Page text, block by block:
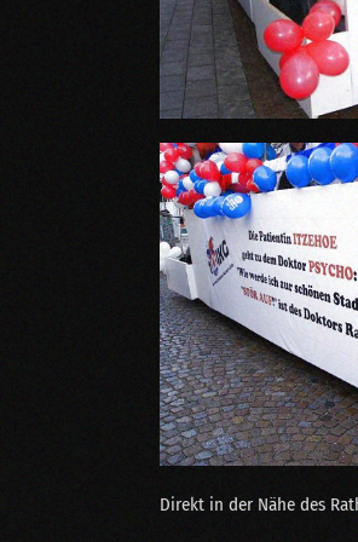
Direkt in der Nähe des